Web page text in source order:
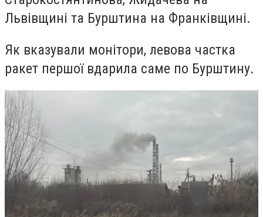
Львівщині та Бурштина на Франківщині.
Як вказували монітори, левова частка
ракет першої вдарила саме по Бурштину.